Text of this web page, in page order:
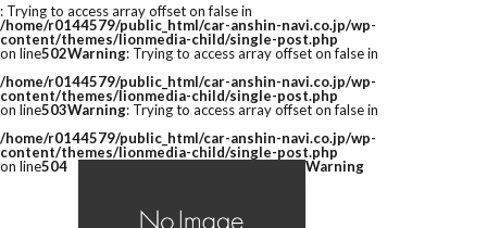
: Trying to access array offset on false in
/home/r0144579/public_html/car-anshin-navi.co.jp/wp-
content/themes/lionmedia-child/single-post.php
on line502Warning: Trying to access array offset on false in
/home/r0144579/public_html/car-anshin-navi.co.jp/wp-
content/themes/lionmedia-child/single-post.php
on line503Warning: Trying to access array offset on false in
/home/r0144579/public_html/car-anshin-navi.co.jp/wp-
content/themes/lionmedia-child/single-post.php
on line504 Warning